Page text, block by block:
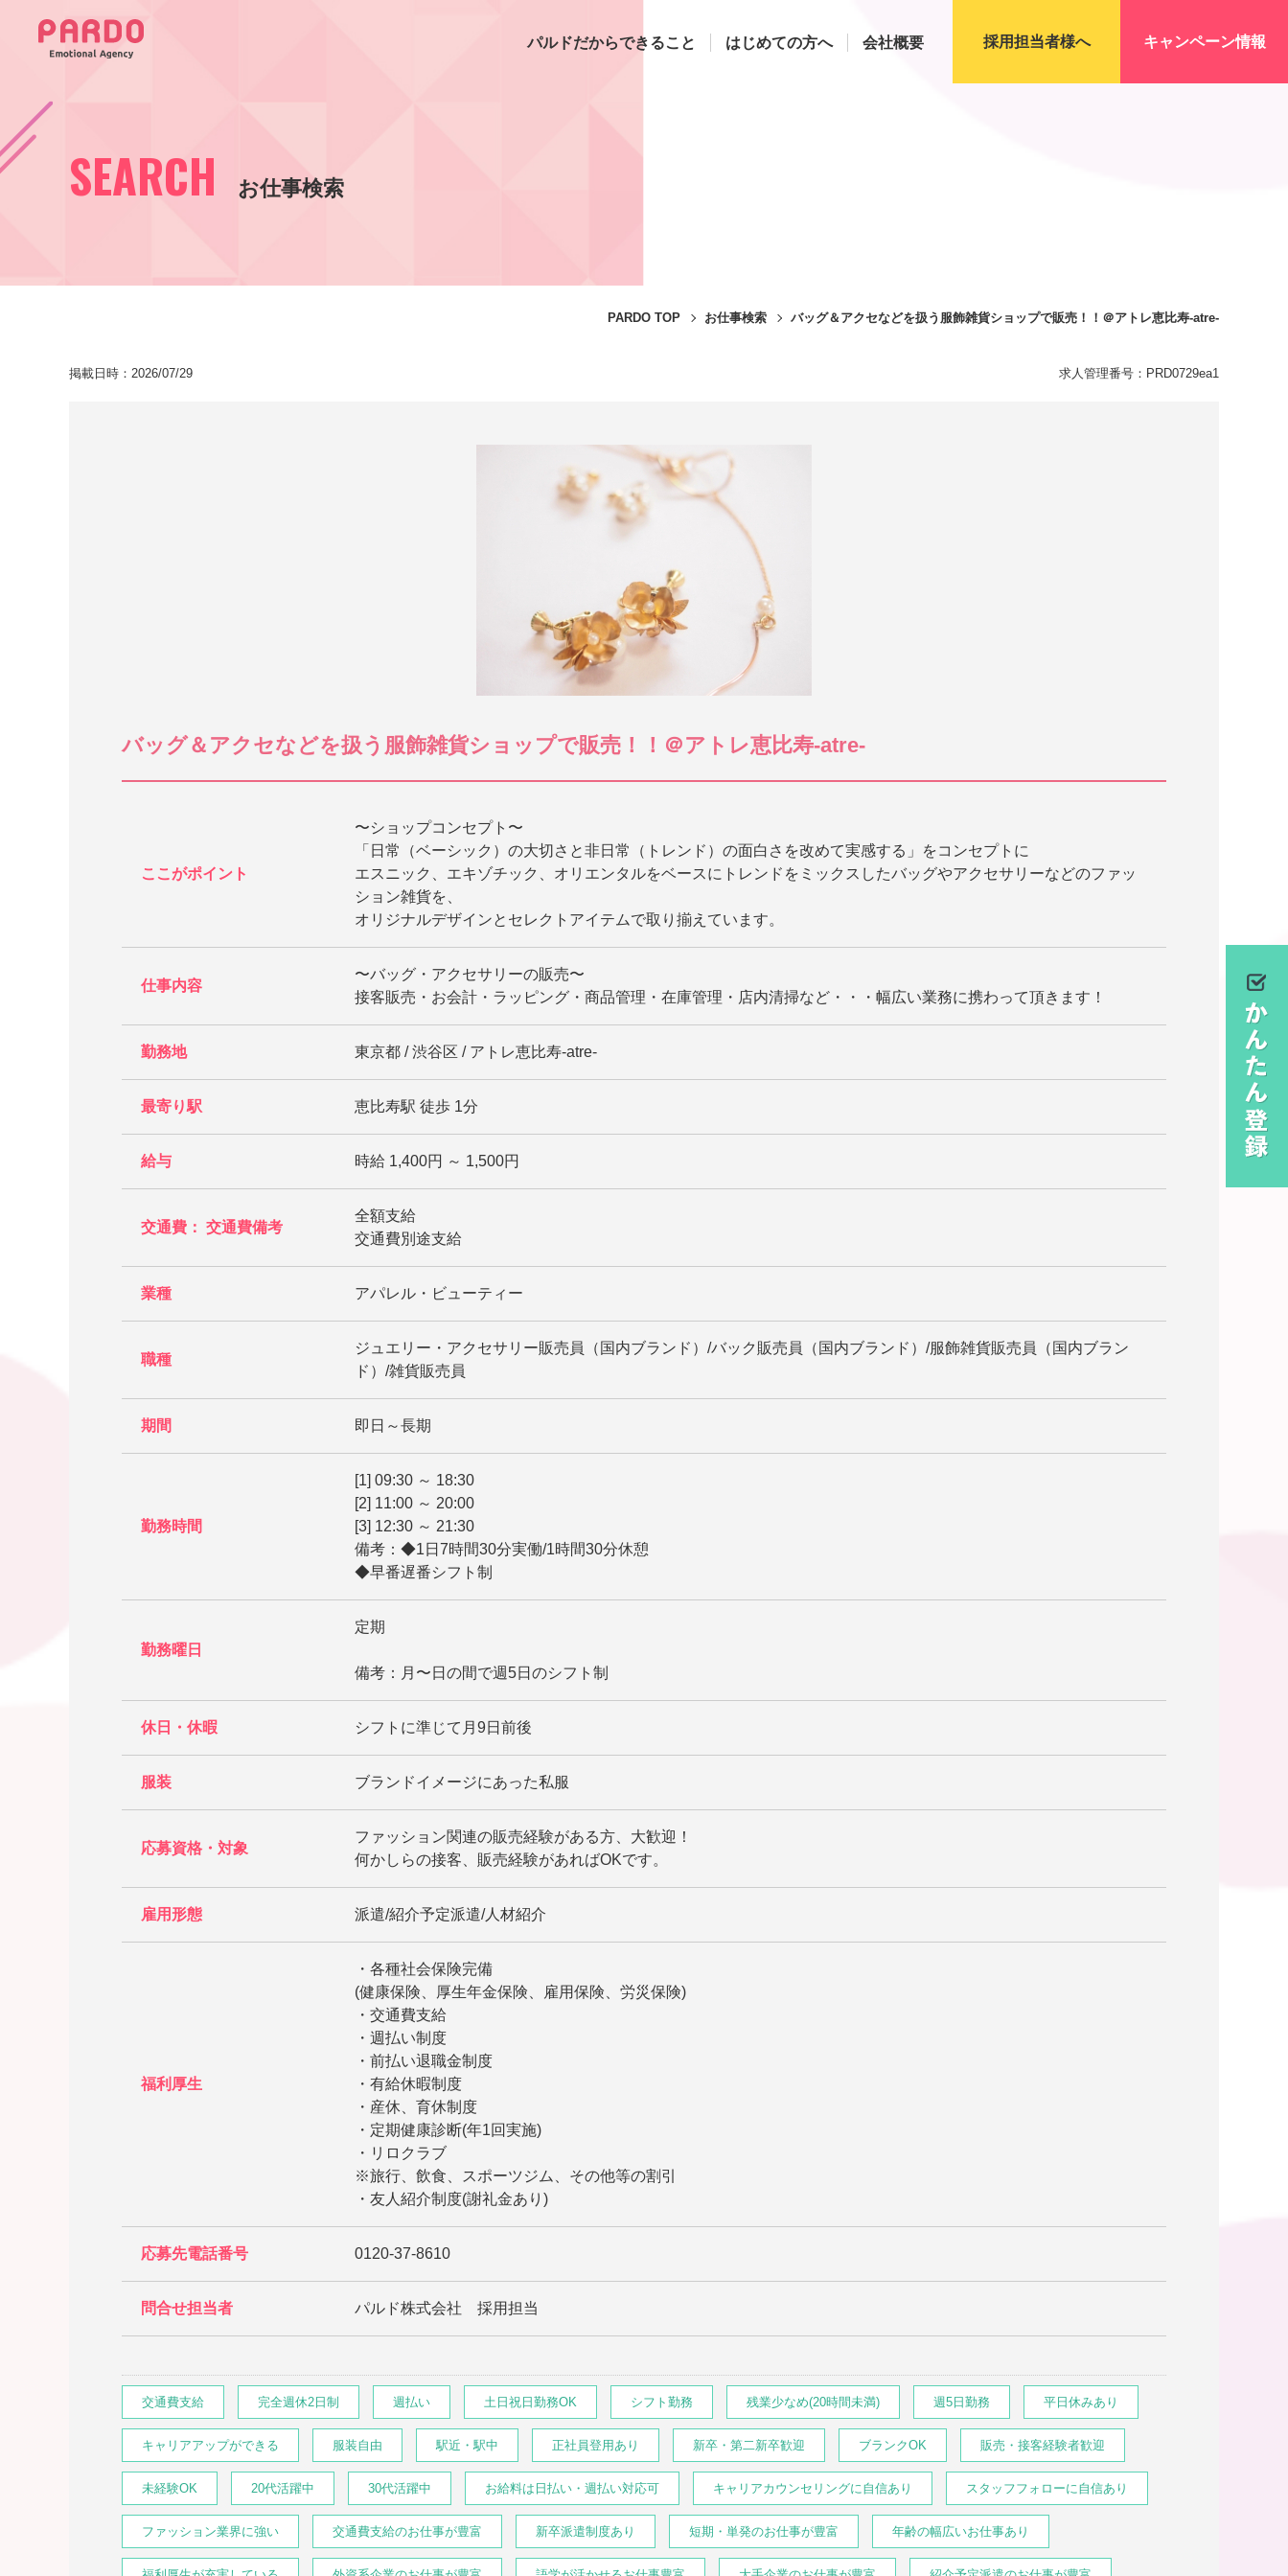
パルドだからできること はじめての方へ 会社概要 採用担当者様へ キャンペーン情報
SEARCH お仕事検索
PARDO TOP お仕事検索 バッグ＆アクセなどを扱う服飾雑貨ショップで販売！！＠アトレ恵比寿-atre-
掲載日時：2026/07/29 求人管理番号：PRD0729ea1
バッグ＆アクセなどを扱う服飾雑貨ショップで販売！！＠アトレ恵比寿-atre-
ここがポイント
〜ショップコンセプト〜
「日常（ベーシック）の大切さと非日常（トレンド）の面白さを改めて実感する」をコンセプトに
エスニック、エキゾチック、オリエンタルをベースにトレンドをミックスしたバッグやアクセサリーなどのファッ
ション雑貨を、
オリジナルデザインとセレクトアイテムで取り揃えています。
仕事内容
〜バッグ・アクセサリーの販売〜
接客販売・お会計・ラッピング・商品管理・在庫管理・店内清掃など・・・幅広い業務に携わって頂きます！
勤務地 東京都 / 渋谷区 / アトレ恵比寿-atre-
最寄り駅 恵比寿駅 徒歩 1分
給与 時給 1,400円 ～ 1,500円
交通費： 交通費備考
全額支給
交通費別途支給
業種 アパレル・ビューティー
職種
ジュエリー・アクセサリー販売員（国内ブランド）/バック販売員（国内ブランド）/服飾雑貨販売員（国内ブラン
ド）/雑貨販売員
期間 即日～長期
勤務時間
[1] 09:30 ～ 18:30
[2] 11:00 ～ 20:00
[3] 12:30 ～ 21:30
備考：◆1日7時間30分実働/1時間30分休憩
◆早番遅番シフト制
勤務曜日
定期
備考：月〜日の間で週5日のシフト制
休日・休暇 シフトに準じて月9日前後
服装 ブランドイメージにあった私服
応募資格・対象
ファッション関連の販売経験がある方、大歓迎！
何かしらの接客、販売経験があればOKです。
雇用形態 派遣/紹介予定派遣/人材紹介
福利厚生
・各種社会保険完備
(健康保険、厚生年金保険、雇用保険、労災保険)
・交通費支給
・週払い制度
・前払い退職金制度
・有給休暇制度
・産休、育休制度
・定期健康診断(年1回実施)
・リロクラブ
※旅行、飲食、スポーツジム、その他等の割引
・友人紹介制度(謝礼金あり)
応募先電話番号 0120-37-8610
問合せ担当者 パルド株式会社 採用担当
交通費支給 完全週休2日制 週払い 土日祝日勤務OK シフト勤務 残業少なめ(20時間未満) 週5日勤務 平日休みあり
キャリアアップができる 服装自由 駅近・駅中 正社員登用あり 新卒・第二新卒歓迎 ブランクOK 販売・接客経験者歓迎
未経験OK 20代活躍中 30代活躍中 お給料は日払い・週払い対応可 キャリアカウンセリングに自信あり スタッフフォローに自信あり
ファッション業界に強い 交通費支給のお仕事が豊富 新卒派遣制度あり 短期・単発のお仕事が豊富 年齢の幅広いお仕事あり